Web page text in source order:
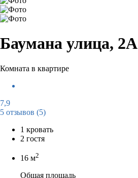
Баумана улица, 2А
Комната в квартире
7,9
5 отзывов (5)
1 кровать
2 гостя
16 м2
Общая площадь